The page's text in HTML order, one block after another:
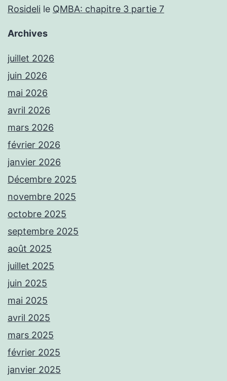
Rosideli le QMBA: chapitre 3 partie 7
Archives
juillet 2026
juin 2026
mai 2026
avril 2026
mars 2026
février 2026
janvier 2026
Décembre 2025
novembre 2025
octobre 2025
septembre 2025
août 2025
juillet 2025
juin 2025
mai 2025
avril 2025
mars 2025
février 2025
janvier 2025